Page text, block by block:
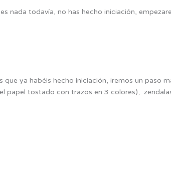
nada todavía, no has hecho iniciación,
que ya habéis hecho iniciación, iremos un paso
papel tostado con trazos en 3 colores),